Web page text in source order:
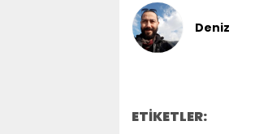
Deniz
ETİKETLER: